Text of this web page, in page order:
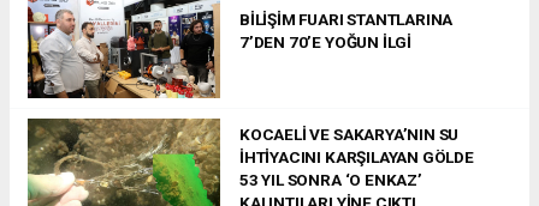
BİLİŞİM FUARI STANTLARINA
7’DEN 70’E YOĞUN İLGİ
KOCAELİ VE SAKARYA’NIN SU
İHTİYACINI KARŞILAYAN GÖLDE
53 YIL SONRA ‘O ENKAZ’